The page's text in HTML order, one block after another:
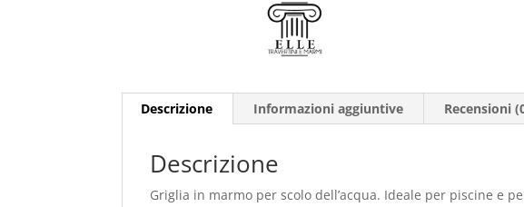
Descrizione Informazioni aggiuntive Recensioni
Descrizione
Griglia in marmo per scolo dell’acqua. Ideale per piscine e